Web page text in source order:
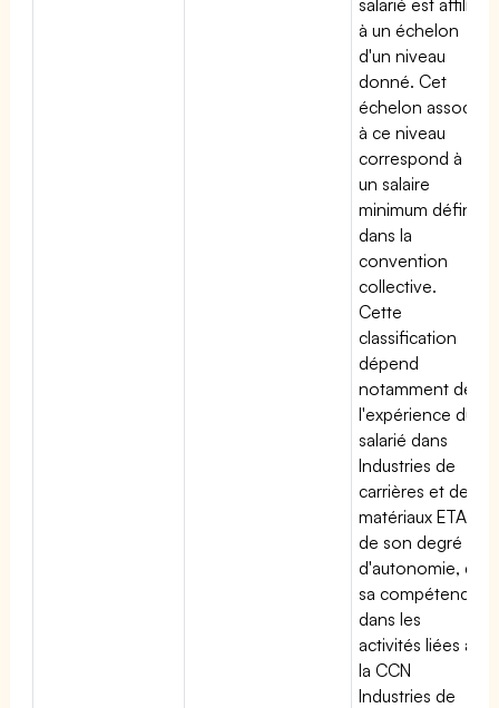
à un échelon
d'un niveau
donné. Cet
échelon associé
à ce niveau
correspond à
un salaire
minimum défini
dans la
convention
collective.
Cette
classification
dépend
notamment de
l'expérience du
salarié dans
Industries de
carrières et de
matériaux ETAM,
de son degré
d'autonomie, de
sa compétence
dans les
activités liées à
la CCN
Industries de